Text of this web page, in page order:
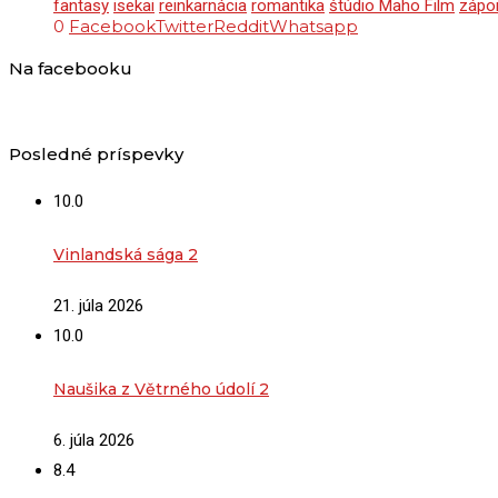
fantasy isekai reinkarnácia romantika štúdio Maho Film
0 FacebookTwitterRedditWhatsapp
Na facebooku
Posledné príspevky
10.0
Vinlandská sága 2
21. júla 2026
10.0
Naušika z Větrného údolí 2
6. júla 2026
8.4